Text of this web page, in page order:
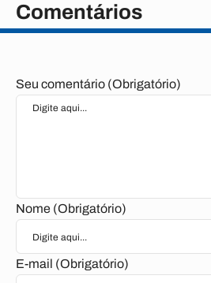
Comentários
Seu comentário (Obrigatório)
Nome (Obrigatório)
E-mail (Obrigatório)